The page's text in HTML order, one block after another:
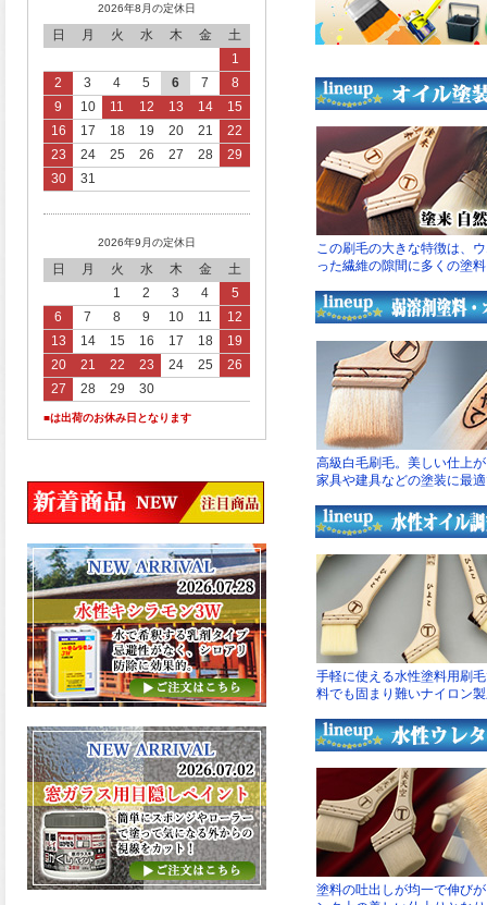
2026年8月の定休日
日 月 火 水 木 金
土
1
2
3 4 5 6 7
8
9
10 11 12 13 14
15
16
17 18 19 20 21
22
23
24 25 26 27 28
29
30
31
2026年9月の定休日
日 月 火 水 木 金
土
1
2 3 4
5
6
7 8 9 10 11
12
13
14 15 16 17 18
19
20
21 22 23 24 25
26
27
28 29 30
■は出荷のお休み日となります